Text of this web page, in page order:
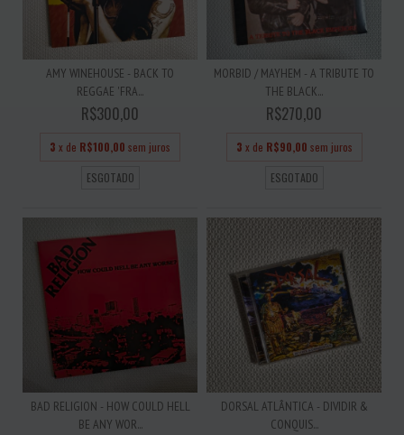
AMY WINEHOUSE - BACK TO
REGGAE 'FRA...
R$300,00
3 x de R$100,00 sem juros
ESGOTADO
MORBID / MAYHEM - A TRIBUTE TO
THE BLACK...
R$270,00
3 x de R$90,00 sem juros
ESGOTADO
BAD RELIGION - HOW COULD HELL
BE ANY WOR...
DORSAL ATLÂNTICA - DIVIDIR &
CONQUIS...